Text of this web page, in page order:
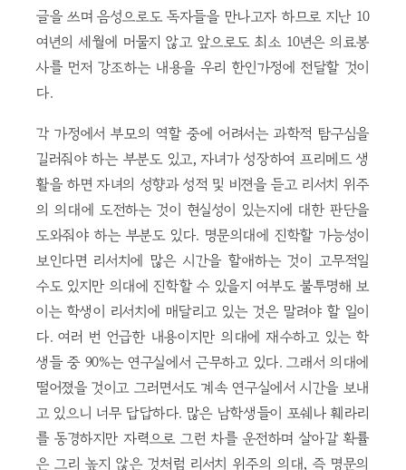
글을 쓰며 음성으로도 독자들을 만나고자 하므로 지난 10
여년의 세월에 머물지 않고 앞으로도 최소 10년은 의료봉
사를 먼저 강조하는 내용을 우리 한인가정에 전달할 것이
다.
각 가정에서 부모의 역할 중에 어려서는 과학적 탐구심을
길러줘야 하는 부분도 있고, 자녀가 성장하여 프리메드 생
활을 하면 자녀의 성향과 성적 및 비젼을 듣고 리서치 위주
의 의대에 도전하는 것이 현실성이 있는지에 대한 판단을
도와줘야 하는 부분도 있다. 명문의대에 진학할 가능성이
보인다면 리서치에 많은 시간을 할애하는 것이 고무적일
수도 있지만 의대에 진학할 수 있을지 여부도 불투명해 보
이는 학생이 리서치에 매달리고 있는 것은 말려야 할 일이
다. 여러 번 언급한 내용이지만 의대에 재수하고 있는 학
생들 중 90%는 연구실에서 근무하고 있다. 그래서 의대에
떨어졌을 것이고 그러면서도 계속 연구실에서 시간을 보내
고 있으니 너무 답답하다. 많은 남학생들이 포쉐나 훼라리
를 동경하지만 자력으로 그런 차를 운전하며 살아갈 확률
은 그리 높지 않은 것처럼 리서치 위주의 의대, 즉 명문의